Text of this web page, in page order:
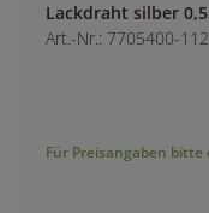
Lackdraht silber
Art.-Nr.: 7705400-112
Für Preisangaben bitte